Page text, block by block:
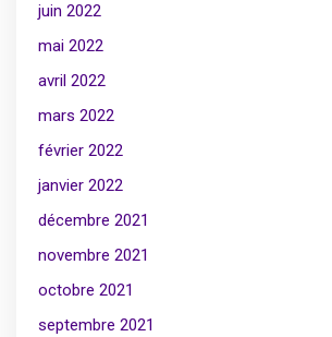
juin 2022
mai 2022
avril 2022
mars 2022
février 2022
janvier 2022
décembre 2021
novembre 2021
octobre 2021
septembre 2021